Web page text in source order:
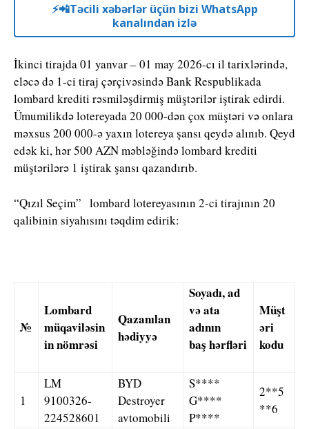
⚡️📲Təcili xəbərlər üçün bizi WhatsApp
kanalından izlə
İkinci tirajda 01 yanvar – 01 may 2026-cı il tarixlərində,
eləcə də 1-ci tiraj çərçivəsində Bank Respublikada
lombard krediti rəsmiləşdirmiş müştərilər iştirak edirdi.
Ümumilikdə lotereyada 20 000-dən çox müştəri və onlara
məxsus 200 000-ə yaxın lotereya şansı qeydə alınıb. Qeyd
edək ki, hər 500 AZN məbləğində lombard krediti
müştərilərə 1 iştirak şansı qazandırıb.
“Qızıl Seçim” lombard lotereyasının 2-ci tirajının 20
qalibinin siyahısını təqdim edirik:
№
Lombard
müqaviləsin
in nömrəsi
Qazanılan
hədiyyə
Soyadı, ad
və ata
adının
baş hərfləri
Müşt
əri
kodu
1
LM
9100326-
224528601
BYD
Destroyer
avtomobili
S****
G****
P****
2**5
**6